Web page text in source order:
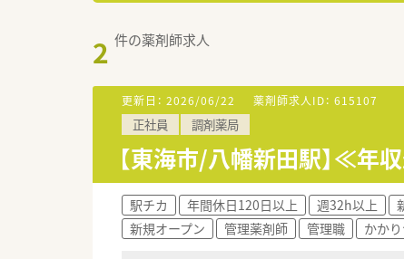
2 件の薬剤師求人
更新日： 2026/06/22 薬剤師求人ID： 615107
正社員 調剤薬局
【東海市/八幡新田駅】≪年
駅チカ 年間休日120日以上 週32h以上
新規オープン
管理薬剤師 管理職 かか